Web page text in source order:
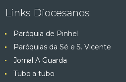
Links Diocesanos
Paróquia de Pinhel
Paróquias da Sé e S. Vicente
Jornal A Guarda
Tubo a tubo